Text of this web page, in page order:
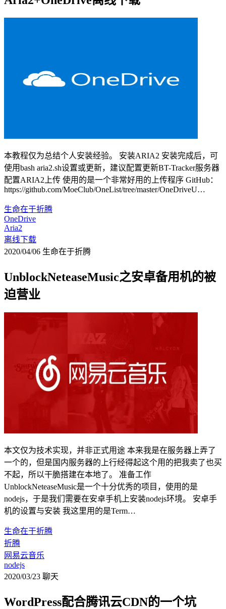
本教程仅为总结个人安装经验。 安装ARIA2 安装完成后，可
使用bash aria2.sh设置或更新，建议配置更新BT-Tracker服务器
配置ARIA2上传 使用的是一个非常好用的上传程序 GitHub：
https://github.com/MoeClub/OneList/tree/master/OneDriveU…
生命在于折腾
OneDrive
Aria2
离线下载
2020/04/06 生命在于折腾
UnblockNeteaseMusic之安卓备用机的被
迫营业
本文仅为技术实现，并非正式用途 本来我是在服务器上弄了
一个的，但是国内服务器的上行经得起这个用的把我卖了也买
不起，所以干脆搭建在本地了。 准备工作
UnblockNeteaseMusic是一个十分优秀的项目，使用的是
nodejs，于是我们需要在安卓手机上安装nodejs环境。 安卓手
机的设置与安装 我这里用的是Term…
生命在于折腾
折腾
网易云音乐
nodejs
2020/03/23 聊天
WordPress配合腾讯云CDN的一个坑